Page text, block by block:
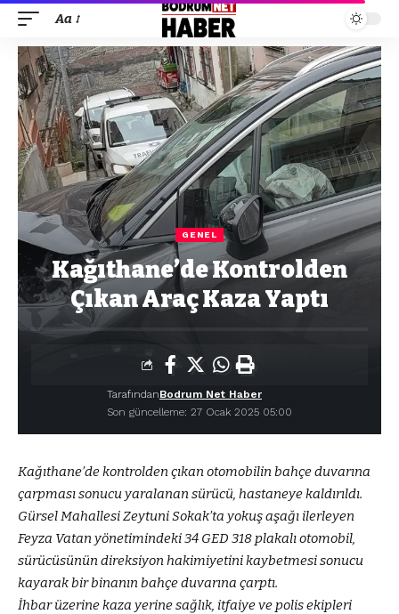
Aa
GENEL
Kağıthane’de Kontrolden
Çıkan Araç Kaza Yaptı
Son güncelleme: 27 Ocak 2025 05:00
TarafındanBodrum Net Haber
Kağıthane’de kontrolden çıkan otomobilin bahçe duvarına
çarpması sonucu yaralanan sürücü, hastaneye kaldırıldı.
Gürsel Mahallesi Zeytuni Sokak’ta yokuş aşağı ilerleyen
Feyza Vatan yönetimindeki 34 GED 318 plakalı otomobil,
sürücüsünün direksiyon hakimiyetini kaybetmesi sonucu
kayarak bir binanın bahçe duvarına çarptı.
İhbar üzerine kaza yerine sağlık, itfaiye ve polis ekipleri